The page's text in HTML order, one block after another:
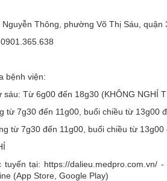
Thông, phường Võ Thị Sáu, quận
bệnh viện:
sáu: Từ 6g00 đến 18g30 (KHÔNG NGHỈ
từ 7g30 đến 11g00, buổi chiều từ 13g00
từ 7g30 đến 11g00, buổi chiều từ 13g00
tại: https://dalieu.medpro.com.vn/
(App Store, Google Play)